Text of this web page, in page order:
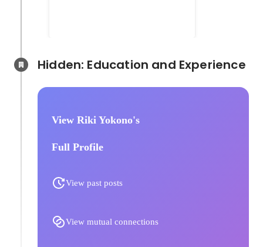
View Riki Yokono's
Full Profile
View past posts
View mutual connections